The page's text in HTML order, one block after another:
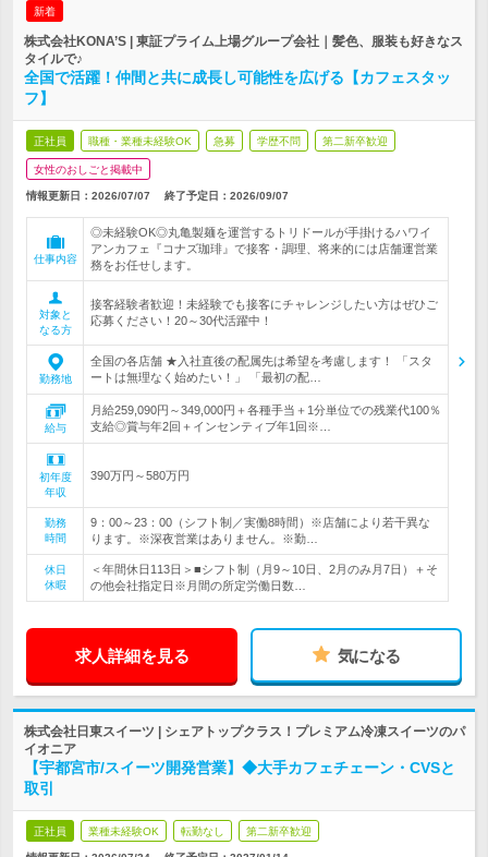
新着
株式会社KONA’S | 東証プライム上場グループ会社｜髪色、服装も好きなス
タイルで♪
全国で活躍！仲間と共に成長し可能性を広げる【カフェスタッ
フ】
正社員 職種・業種未経験OK 急募 学歴不問 第二新卒歓迎
女性のおしごと掲載中
情報更新日：2026/07/07 終了予定日： 2026/09/07
仕事内容
◎未経験OK◎丸亀製麺を運営するトリドールが手掛けるハワイ
アンカフェ『コナズ珈琲』で接客・調理、将来的には店舗運営業
務をお任せします。
対象と
なる方
接客経験者歓迎！未経験でも接客にチャレンジしたい方はぜひご
応募ください！20～30代活躍中！
勤務地
全国の各店舗 ★入社直後の配属先は希望を考慮します！ 「スタ
ートは無理なく始めたい！」 「最初の配…
給与
月給259,090円～349,000円＋各種手当＋1分単位での残業代100％
支給◎賞与年2回＋インセンティブ年1回※…
初年度
年収
390万円～580万円
勤務
時間
9：00～23：00（シフト制／実働8時間）※店舗により若干異な
ります。※深夜営業はありません。※勤…
休日
休暇
＜年間休日113日＞■シフト制（月9～10日、2月のみ月7日）＋そ
の他会社指定日※月間の所定労働日数…
求人詳細を見る 気になる
株式会社日東スイーツ | シェアトップクラス！プレミアム冷凍スイーツのパ
イオニア
【宇都宮市/スイーツ開発営業】◆大手カフェチェーン・CVSと
取引
正社員 業種未経験OK 転勤なし 第二新卒歓迎